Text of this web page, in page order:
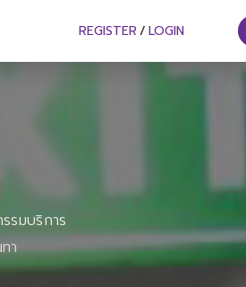
REGISTER / LOGIN
รมบริการ
า